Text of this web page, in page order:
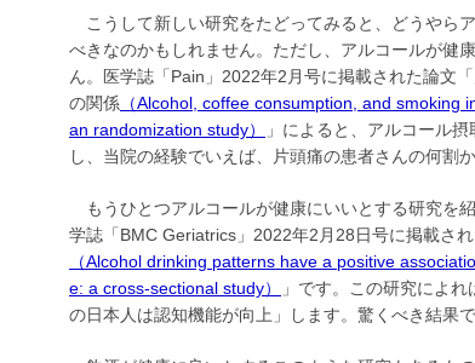
こうして新しい研究をたどってみると、どうやら
べきなのかもしれません。ただし、アルコールが健
ん。医学誌「Pain」2022年2月号に掲載された論文
の関係 （Alcohol, coffee consumption, and
an randomization study）
」によると、アルコール
し、当院の経験でいえば、片頭痛の患者さんの何割
もうひとつアルコールが健康にいいとする研究を
学誌「BMC Geriatrics」2022年2月28日号に掲載さ
（Alcohol drinking patterns have a positive
e: a cross-sectional study）
」です。この研究によ
の日本人は認知機能が向上」します。驚くべき結果で